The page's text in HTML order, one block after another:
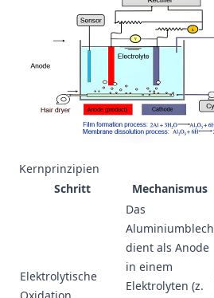
Kernprinzipien
Schritt
Mechanismus
Elektrolytische
Das
Aluminiumblech
dient als Anode
in einem
Elektrolyten (z.